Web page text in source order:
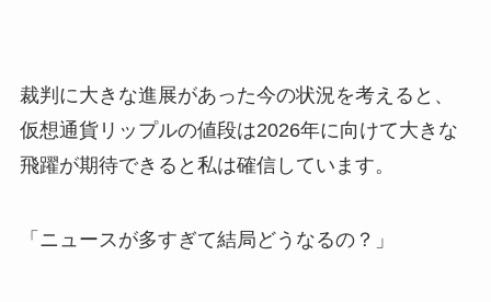
裁判に大きな進展があった今の状況を考えると、
仮想通貨リップルの値段は2026年に向けて大きな
飛躍が期待できると私は確信しています。
「ニュースが多すぎて結局どうなるの？」